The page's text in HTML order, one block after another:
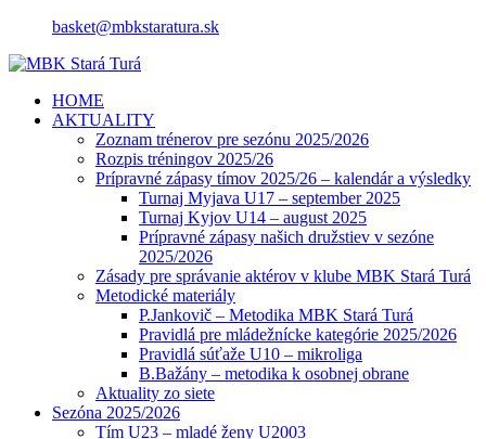
basket@mbkstaratura.sk
HOME
AKTUALITY
Zoznam trénerov pre sezónu 2025/2026
Rozpis tréningov 2025/26
Prípravné zápasy tímov 2025/26 – kalendár a výsledky
Turnaj Myjava U17 – september 2025
Turnaj Kyjov U14 – august 2025
Prípravné zápasy našich družstiev v sezóne
2025/2026
Zásady pre správanie aktérov v klube MBK Stará Turá
Metodické materiály
P.Jankovič – Metodika MBK Stará Turá
Pravidlá pre mládežnícke kategórie 2025/2026
Pravidlá súťaže U10 – mikroliga
B.Bažány – metodika k osobnej obrane
Aktuality zo siete
Sezóna 2025/2026
Tím U23 – mladé ženy U2003